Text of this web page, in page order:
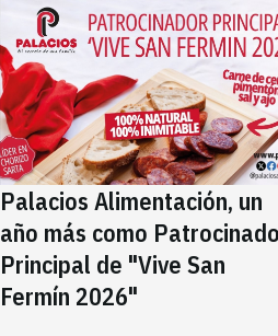
Palacios Alimentación, un
año más como
Principal de "Vive San
Fermín 2026"